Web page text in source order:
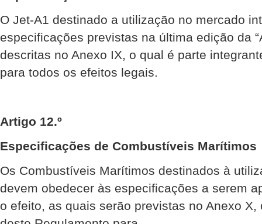
O Jet-A1 destinado a utilização no mercado
especificações previstas na última edição da
descritas no Anexo IX, o qual é parte
para todos os efeitos legais.
Artigo 12.º
Especificações de Combustíveis Marítimos
Os Combustíveis Marítimos destinados à
devem obedecer às especificações a serem
o efeito, as quais serão previstas no Anexo